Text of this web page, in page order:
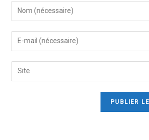
Enter
your
name
comment
Enter
your
email
address
Saisir
l’URL